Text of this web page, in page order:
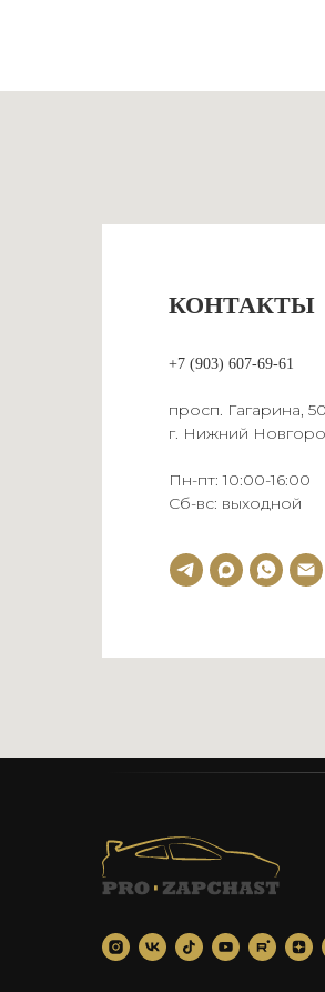
КОНТАКТЫ
+7 (903) 607-69-61
просп. Гагарина, 50
г. Нижний
Пн-пт: 10:00-16:00
Сб-вс: выходной